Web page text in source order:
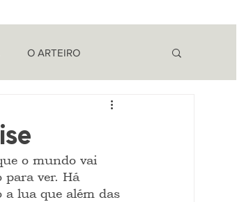
O ARTEIRO
o mundo vai
ver. Há
a lua que além das